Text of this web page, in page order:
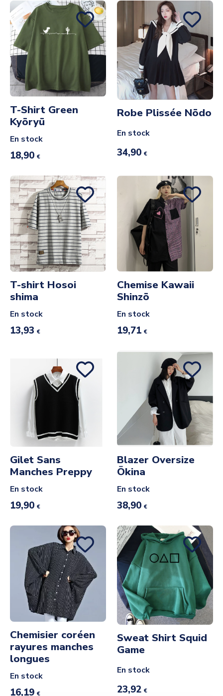
T-Shirt Green
Kyōryū
En stock
18,90 €
Robe Plissée Nōdo
En stock
34,90 €
T-shirt Hosoi
shima
En stock
13,93 €
Chemise Kawaii
Shinzō
En stock
19,71 €
Gilet Sans
Manches Preppy
En stock
19,90 €
Blazer Oversize
Ōkina
En stock
38,90 €
Chemisier coréen
rayures manches
longues
En stock
16,19 €
Sweat Shirt Squid
Game
En stock
23,92 €